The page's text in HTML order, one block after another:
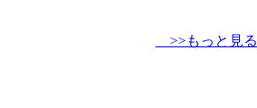
>>もっと見る